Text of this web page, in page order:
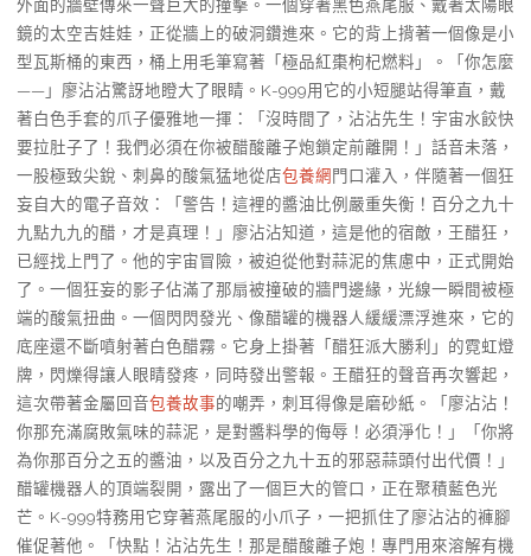
外面的牆壁傳來一聲巨大的撞擊。一個穿著黑色燕尾服、戴著太陽眼
鏡的太空吉娃娃，正從牆上的破洞鑽進來。它的背上揹著一個像是小
型瓦斯桶的東西，桶上用毛筆寫著「極品紅棗枸杞燃料」。「你怎麼
——」廖沾沾驚訝地瞪大了眼睛。K-999用它的小短腿站得筆直，戴
著白色手套的爪子優雅地一揮：「沒時間了，沾沾先生！宇宙水餃快
要拉肚子了！我們必須在你被醋酸離子炮鎖定前離開！」話音未落，
一股極致尖銳、刺鼻的酸氣猛地從店包養網門口灌入，伴隨著一個狂
妄自大的電子音效：「警告！這裡的醬油比例嚴重失衡！百分之九十
九點九九的醋，才是真理！」廖沾沾知道，這是他的宿敵，王醋狂，
已經找上門了。他的宇宙冒險，被迫從他對蒜泥的焦慮中，正式開始
了。一個狂妄的影子佔滿了那扇被撞破的牆門邊緣，光線一瞬間被極
端的酸氣扭曲。一個閃閃發光、像醋罐的機器人緩緩漂浮進來，它的
底座還不斷噴射著白色醋霧。它身上掛著「醋狂派大勝利」的霓虹燈
牌，閃爍得讓人眼睛發疼，同時發出警報。王醋狂的聲音再次響起，
這次帶著金屬回音包養故事的嘲弄，刺耳得像是磨砂紙。「廖沾沾！
你那充滿腐敗氣味的蒜泥，是對醬料學的侮辱！必須淨化！」「你將
為你那百分之五的醬油，以及百分之九十五的邪惡蒜頭付出代價！」
醋罐機器人的頂端裂開，露出了一個巨大的管口，正在聚積藍色光
芒。K-999特務用它穿著燕尾服的小爪子，一把抓住了廖沾沾的褲腳
催促著他。「快點！沾沾先生！那是醋酸離子炮！專門用來溶解有機